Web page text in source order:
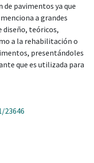
pavimentos ya que
a grandes
diseño, teóricos,
a la rehabilitación o
presentándoles
que es utilizada para
23646